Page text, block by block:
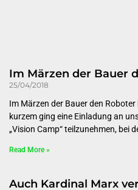
Im Märzen der Bauer
25/04/2018
Im Märzen der Bauer den
kurzem ging eine Einladung an
„Vision Camp“ teilzunehmen, bei
Read More »
Auch Kardinal Marx